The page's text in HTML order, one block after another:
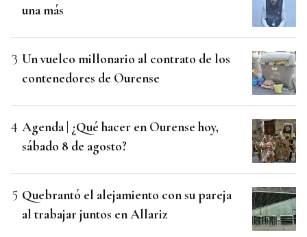
una más
Un vuelco millonario al contrato de los
contenedores de Ourense
Agenda | ¿Qué hacer en Ourense hoy,
sábado 8 de agosto?
Quebrantó el alejamiento con su pareja
al trabajar juntos en Allariz